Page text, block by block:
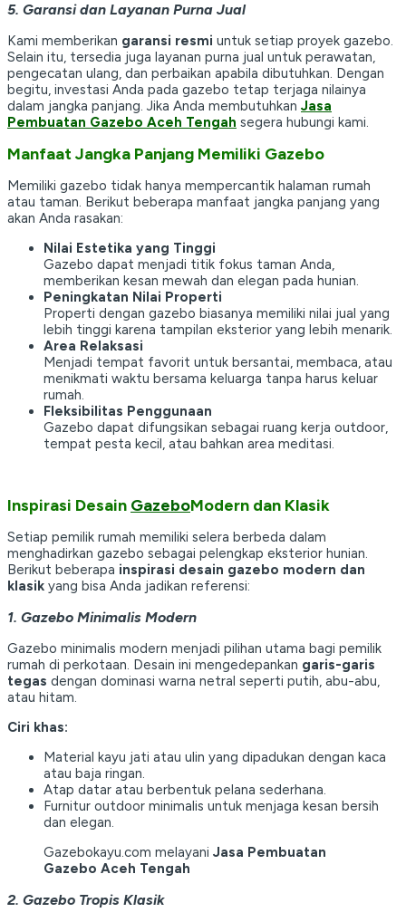
5. Garansi dan Layanan Purna Jual
Kami memberikan garansi resmi untuk setiap proyek gazebo.
Selain itu, tersedia juga layanan purna jual untuk perawatan,
pengecatan ulang, dan perbaikan apabila dibutuhkan. Dengan
begitu, investasi Anda pada gazebo tetap terjaga nilainya
dalam jangka panjang. Jika Anda membutuhkan Jasa
Pembuatan Gazebo Aceh Tengah segera hubungi kami.
Manfaat Jangka Panjang Memiliki Gazebo
Memiliki gazebo tidak hanya mempercantik halaman rumah
atau taman. Berikut beberapa manfaat jangka panjang yang
akan Anda rasakan:
Nilai Estetika yang Tinggi
Gazebo dapat menjadi titik fokus taman Anda,
memberikan kesan mewah dan elegan pada hunian.
Peningkatan Nilai Properti
Properti dengan gazebo biasanya memiliki nilai jual yang
lebih tinggi karena tampilan eksterior yang lebih menarik.
Area Relaksasi
Menjadi tempat favorit untuk bersantai, membaca, atau
menikmati waktu bersama keluarga tanpa harus keluar
rumah.
Fleksibilitas Penggunaan
Gazebo dapat difungsikan sebagai ruang kerja outdoor,
tempat pesta kecil, atau bahkan area meditasi.
Inspirasi Desain GazeboModern dan Klasik
Setiap pemilik rumah memiliki selera berbeda dalam
menghadirkan gazebo sebagai pelengkap eksterior hunian.
Berikut beberapa inspirasi desain gazebo modern dan
klasik yang bisa Anda jadikan referensi:
1. Gazebo Minimalis Modern
Gazebo minimalis modern menjadi pilihan utama bagi pemilik
rumah di perkotaan. Desain ini mengedepankan garis-garis
tegas dengan dominasi warna netral seperti putih, abu-abu,
atau hitam.
Ciri khas:
Material kayu jati atau ulin yang dipadukan dengan kaca
atau baja ringan.
Atap datar atau berbentuk pelana sederhana.
Furnitur outdoor minimalis untuk menjaga kesan bersih
dan elegan.
Gazebokayu.com melayani Jasa Pembuatan
Gazebo Aceh Tengah
2. Gazebo Tropis Klasik